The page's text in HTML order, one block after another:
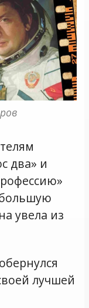
два» и
увела из
лучшей